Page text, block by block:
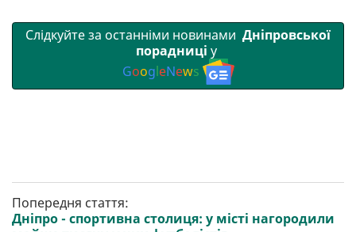
Слідкуйте за останніми новинами Дніпровської
порадниці у
GoogleNews
Попередня стаття:
Дніпро - спортивна столиця: у місті нагородили